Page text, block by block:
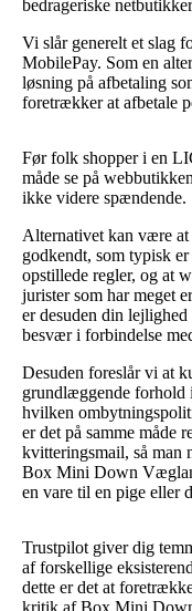
bedrageriske
Vi slår generelt et slag
MobilePay. Som en
løsning på afbetaling
foretrækker at afbetale
Før folk shopper i en
måde se på
ikke videre spændende.
Alternativet kan være
godkendt, som typisk
opstillede regler, og at
jurister som har meget
er desuden din
besvær i forbindelse
Desuden foreslår vi at
grundlæggende forhold
hvilken
er det på samme måde
kvitteringsmail, så man
Box Mini Down
en vare til en pige eller
Trustpilot giver dig
af forskellige
dette er det at
kritik af Box Mini